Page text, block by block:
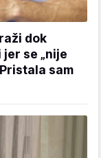
dok
se „nije
sam